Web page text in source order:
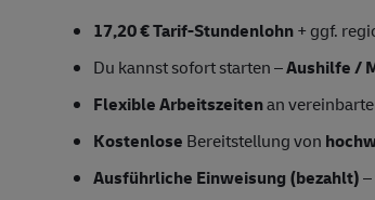
17,20 € Tarif-Stundenlohn+ ggf.
Du kannst sofort starten –Aushilfe /
Flexible Arbeitszeitenan
Kostenlose Bereitstellung von
Ausführliche Einweisung (bezahlt)